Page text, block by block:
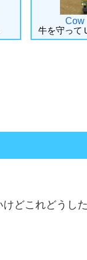
Cow
牛を守って
どこれどうし